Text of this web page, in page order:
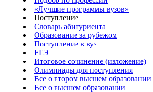
«Лучшие программы вузов»
Поступление
Словарь абитуриента
Образование за рубежом
Поступление в вуз
ЕГЭ
Итоговое сочинение (изложение)
Олимпиады для поступления
Все о втором высшем образовании
Все о высшем образовании